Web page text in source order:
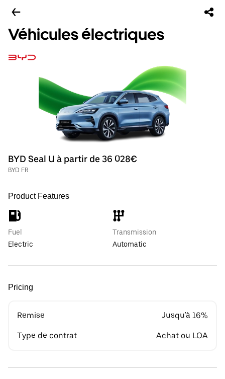
Véhicules électriques
BYD Seal U à partir de 36 028€
BYD FR
Product Features
Fuel
Electric
Transmission
Automatic
Pricing
Remise Jusqu'à 16%
Type de contrat Achat ou LOA